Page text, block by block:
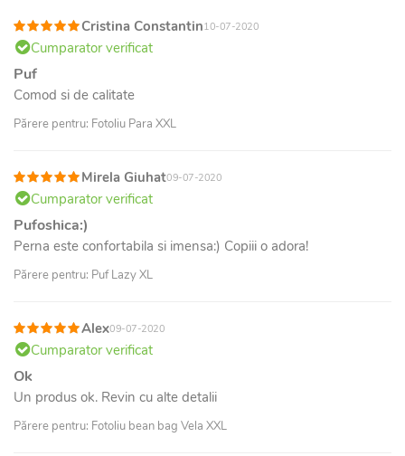
Cristina Constantin10-07-2020
Cumparator verificat
Puf
Comod si de calitate
Părere pentru: Fotoliu Para XXL
Mirela Giuhat09-07-2020
Cumparator verificat
Pufoshica:)
Perna este confortabila si imensa:) Copiii o adora!
Părere pentru: Puf Lazy XL
Alex09-07-2020
Cumparator verificat
Ok
Un produs ok. Revin cu alte detalii
Părere pentru: Fotoliu bean bag Vela XXL